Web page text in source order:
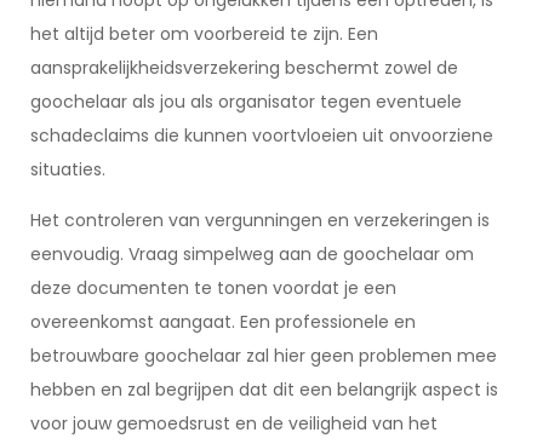
het altijd beter om voorbereid te zijn. Een
aansprakelijkheidsverzekering beschermt zowel de
goochelaar als jou als organisator tegen eventuele
schadeclaims die kunnen voortvloeien uit onvoorziene
situaties.
Het controleren van vergunningen en verzekeringen is
eenvoudig. Vraag simpelweg aan de goochelaar om
deze documenten te tonen voordat je een
overeenkomst aangaat. Een professionele en
betrouwbare goochelaar zal hier geen problemen mee
hebben en zal begrijpen dat dit een belangrijk aspect is
voor jouw gemoedsrust en de veiligheid van het